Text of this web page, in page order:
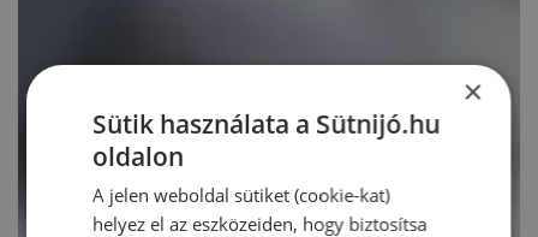
×
Sütik használata a Sütnijó.hu
oldalon
A jelen weboldal sütiket (cookie-kat)
helyez el az eszközeiden, hogy biztosítsa